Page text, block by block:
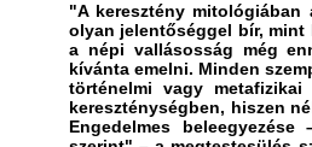
"A keresztény mitológiában
olyan jelentőséggel bír,
a népi vallásosság még
kívánta emelni. Minden
történelmi vagy
kereszténységben, hiszen
Engedelmes